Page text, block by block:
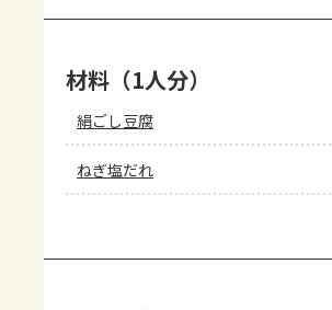
材料（1人分）
絹ごし豆腐
ねぎ塩だれ